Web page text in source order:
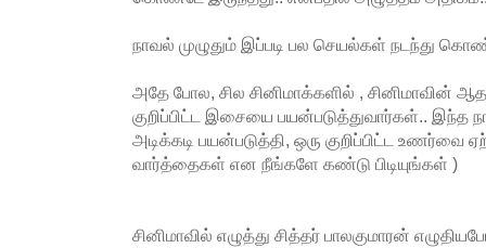
நாவல் முழுதும் இப்படி பல செயல்கள் நடந்து
அதே போல, சில சினிமாக்களில் , சினிமாவின்
குறிப்பிட்ட இசையை பயன்படுத்துவார்கள்..
அடிக்கடி பயன்படுத்தி, ஒரு குறிப்பிட்ட உணர்வை
வார்த்தைகள் என நீங்களே கண்டு பிடியுங்கள் )
சினிமாவில் எழுத்து சித்தர் பாலகுமாரன்